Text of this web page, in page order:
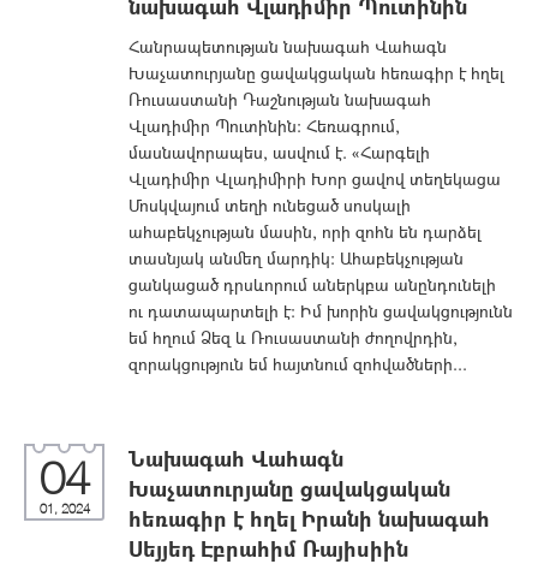
նախագահ Վլադիմիր Պուտինին
Հանրապետության նախագահ Վահագն
Խաչատուրյանը ցավակցական հեռագիր է հղել
Ռուսաստանի Դաշնության նախագահ
Վլադիմիր Պուտինին: Հեռագրում,
մասնավորապես, ասվում է. «Հարգելի
Վլադիմիր Վլադիմիրի Խոր ցավով տեղեկացա
Մոսկվայում տեղի ունեցած սոսկալի
ահաբեկչության մասին, որի զոհն են դարձել
տասնյակ անմեղ մարդիկ։ Ահաբեկչության
ցանկացած դրսևորում աներկբա անընդունելի
ու դատապարտելի է։ Իմ խորին ցավակցությունն
եմ հղում Ձեզ և Ռուսաստանի ժողովրդին,
զորակցություն եմ հայտնում զոհվածների...
04
01, 2024
Նախագահ Վահագն
Խաչատուրյանը ցավակցական
հեռագիր է հղել Իրանի նախագահ
Սեյյեդ Էբրահիմ Ռայիսիին